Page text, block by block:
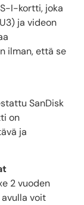
I-kortti, joka
ja videon
ilman, että se
SanDisk
on
ja
2 vuoden
voit